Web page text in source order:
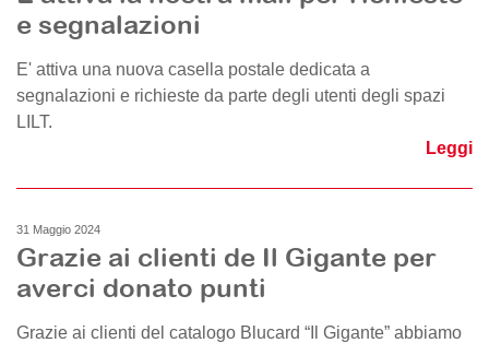
e segnalazioni
E' attiva una nuova casella postale dedicata a
segnalazioni e richieste da parte degli utenti degli spazi
LILT.
Leggi
31 Maggio 2024
Grazie ai clienti de Il Gigante per
averci donato punti
Grazie ai clienti del catalogo Blucard “Il Gigante” abbiamo